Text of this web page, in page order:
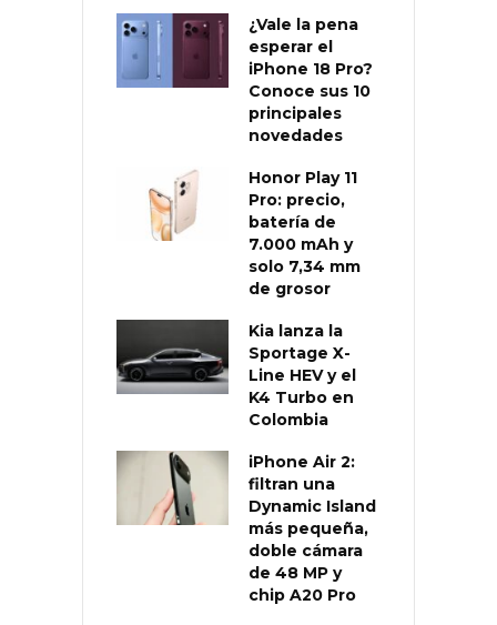
¿Vale la pena
esperar el
iPhone 18 Pro?
Conoce sus 10
principales
novedades
Honor Play 11
Pro: precio,
batería de
7.000 mAh y
solo 7,34 mm
de grosor
Kia lanza la
Sportage X-
Line HEV y el
K4 Turbo en
Colombia
iPhone Air 2:
filtran una
Dynamic Island
más pequeña,
doble cámara
de 48 MP y
chip A20 Pro